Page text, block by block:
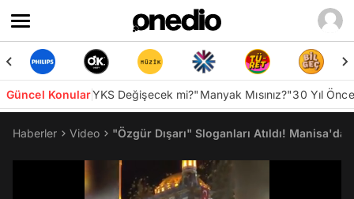
Güncel KonularYKS Değişecek mi?"Manyak Mısınız?"30 Yıl
Haberler Video "Özgür Dışarı" Sloganları Atıldı!